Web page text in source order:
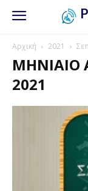
Αρχική 2021
ΜΗΝΙΑΊΟ
2021